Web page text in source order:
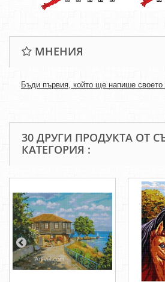
МНЕНИЯ
Бъди първия, който ще напише своето
30 ДРУГИ ПРОДУКТА ОТ
КАТЕГОРИЯ :